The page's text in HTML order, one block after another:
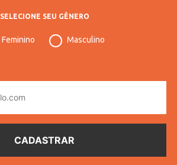
SELECIONE SEU GÊNERO
Feminino Masculino